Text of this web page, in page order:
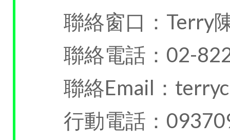
聯絡窗口：Terry
聯絡電話：02-
聯絡Email：
行動電話：